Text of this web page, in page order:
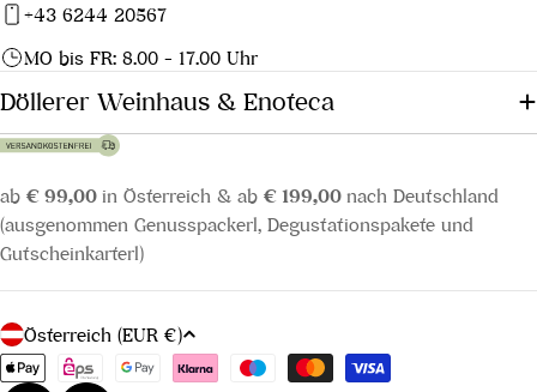
+43 6244 20567
MO bis FR: 8.00 - 17.00 Uhr
Döllerer Weinhaus & Enoteca
ab € 99,00 in Österreich & ab € 199,00 nach Deutschland
(ausgenommen Genusspackerl, Degustationspakete und
Gutscheinkarterl)
L
a
Österreich (EUR €)
Zahlungsmethoden